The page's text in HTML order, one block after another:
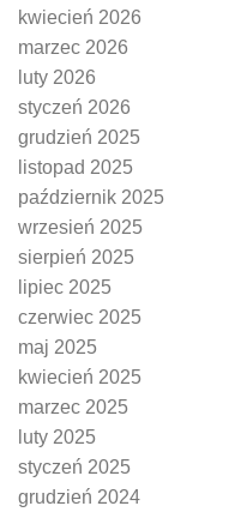
kwiecień 2026
marzec 2026
luty 2026
styczeń 2026
grudzień 2025
listopad 2025
październik 2025
wrzesień 2025
sierpień 2025
lipiec 2025
czerwiec 2025
maj 2025
kwiecień 2025
marzec 2025
luty 2025
styczeń 2025
grudzień 2024